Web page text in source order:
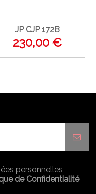
JP CJP 172B
230,00 €
personnelles
de Confidentialité